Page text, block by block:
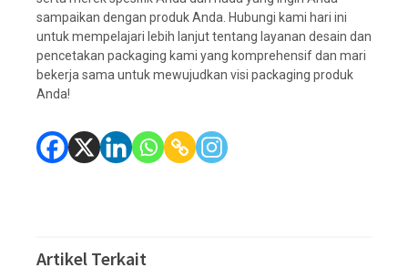
sampaikan dengan produk Anda. Hubungi kami hari ini
untuk mempelajari lebih lanjut tentang layanan desain dan
pencetakan packaging kami yang komprehensif dan mari
bekerja sama untuk mewujudkan visi packaging produk
Anda!
Artikel Terkait